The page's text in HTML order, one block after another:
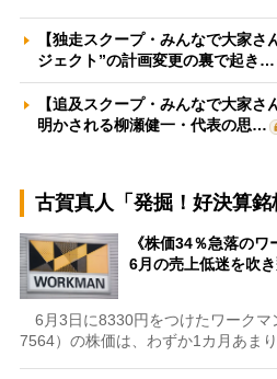
【独走スクープ・みんなで大家さ
ジェクト”の計画変更の裏で起き…
【追及スクープ・みんなで大家
明かされる柳瀬健一・代表の思…
古賀真人「発掘！好決算銘
《株価34％急落のワ
6月の売上低迷を吹
6月3日に8330円をつけたワークマ
7564）の株価は、わずか1カ月あま